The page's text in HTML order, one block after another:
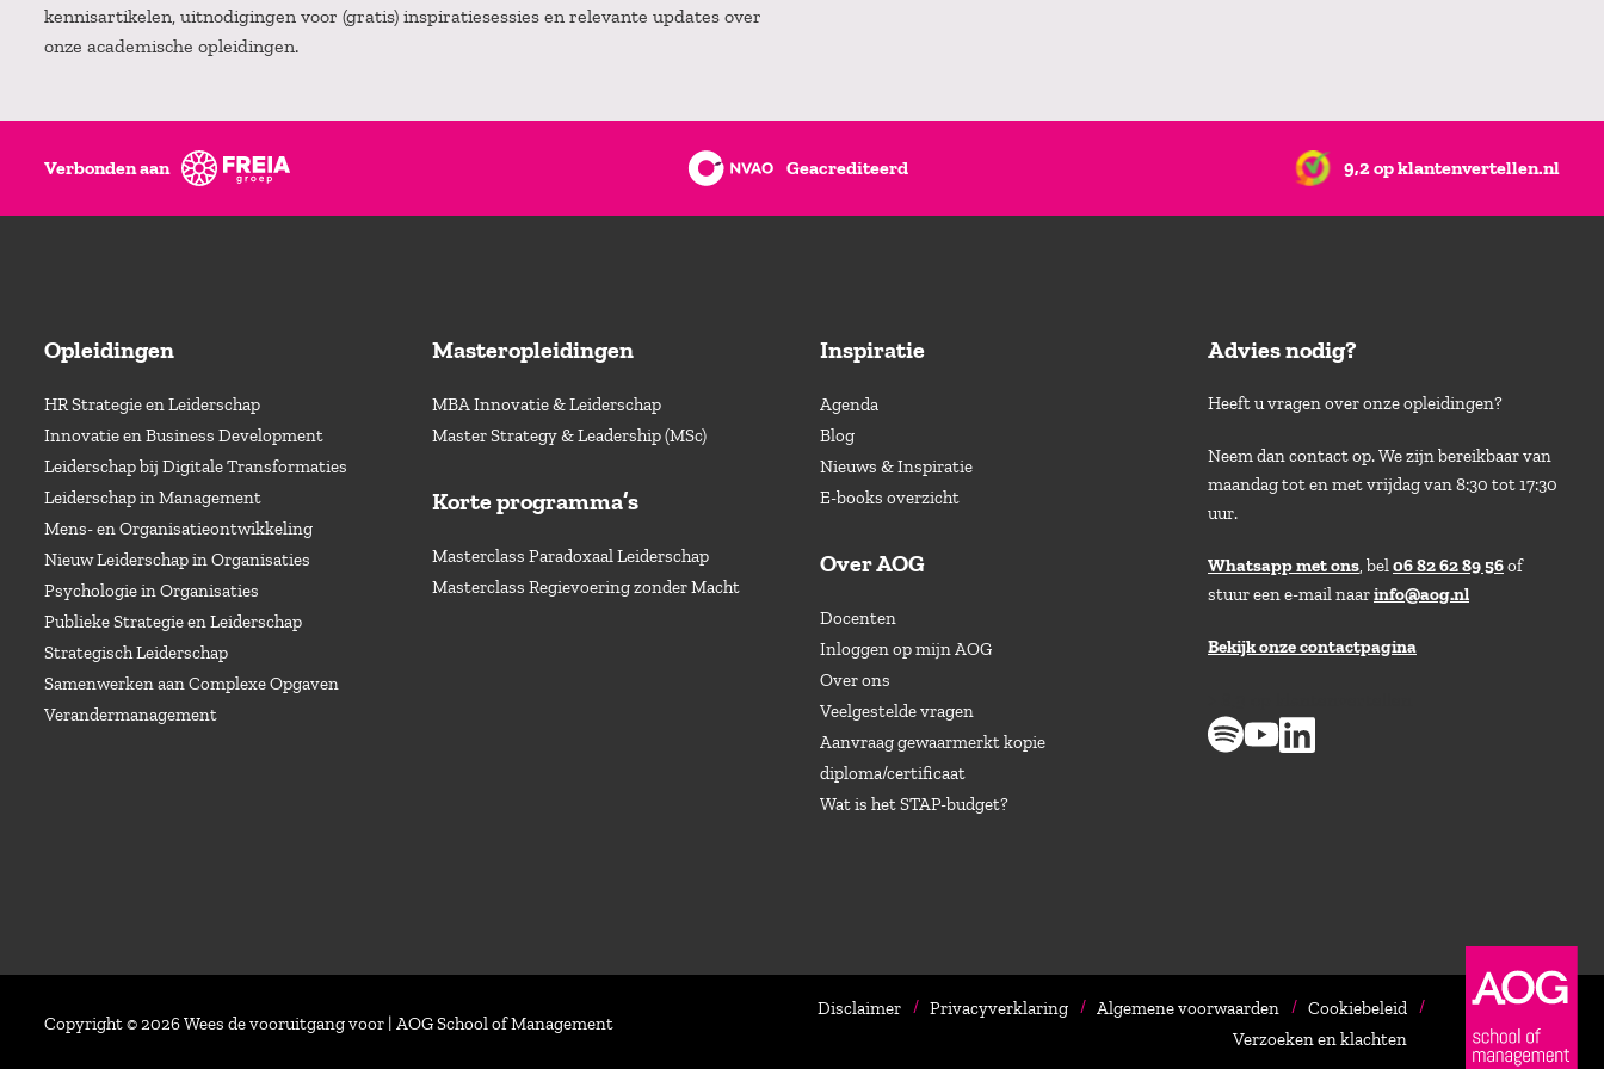
kennisartikelen, uitnodigingen voor (gratis) inspiratiesessies en relevante updates over
onze academische opleidingen.
Verbonden aan Geacrediteerd 9,2 op klantenvertellen.nl
Opleidingen
HR Strategie en Leiderschap
Innovatie en Business Development
Leiderschap bij Digitale Transformaties
Leiderschap in Management
Mens- en Organisatieontwikkeling
Nieuw Leiderschap in Organisaties
Psychologie in Organisaties
Publieke Strategie en Leiderschap
Strategisch Leiderschap
Samenwerken aan Complexe Opgaven
Verandermanagement
Masteropleidingen
MBA Innovatie & Leiderschap
Master Strategy & Leadership (MSc)
Korte programma’s
Masterclass Paradoxaal Leiderschap
Masterclass Regievoering zonder Macht
Inspiratie
Agenda
Blog
Nieuws & Inspiratie
E-books overzicht
Over AOG
Docenten
Inloggen op mijn AOG
Over ons
Veelgestelde vragen
Aanvraag gewaarmerkt kopie
diploma/certificaat
Wat is het STAP-budget?
Advies nodig?
Heeft u vragen over onze opleidingen?
Neem dan contact op. We zijn bereikbaar van
maandag tot en met vrijdag van 8:30 tot 17:30
uur.
Whatsapp met ons, bel06 82 62 89 56of
stuur een e-mail naarinfo@aog.nl
Bekijk onze contactpagina
Copyright © 2026 Wees de vooruitgang voor | AOG School of Management
Disclaimer Privacyverklaring Algemene voorwaarden
Cookiebeleid
Verzoeken en klachten